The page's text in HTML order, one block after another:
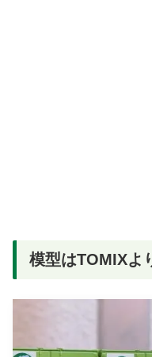
模型はTOMIXよ